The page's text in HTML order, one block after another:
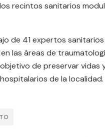
recintos sanitarios
de 41 expertos
las áreas de
de preservar vidas
de la localidad.